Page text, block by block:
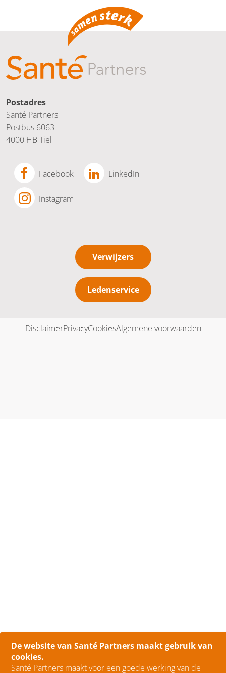
De website van Santé Partners maakt gebruik van
cookies.
Santé Partners maakt voor een goede werking van de
Postadres
Santé Partners
Postbus 6063
4000 HB Tiel
Facebook LinkedIn
Instagram
Verwijzers
Ledenservice
DisclaimerPrivacyCookiesAlgemene voorwaarden